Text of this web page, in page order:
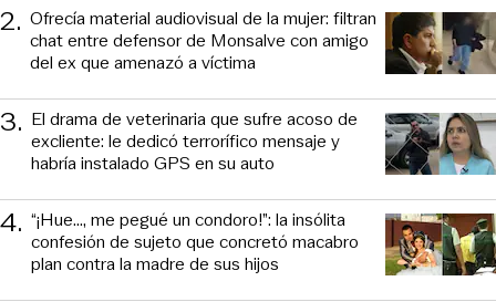
2. Ofrecía material audiovisual de la mujer: filtran
chat entre defensor de Monsalve con amigo
del ex que amenazó a víctima
3. El drama de veterinaria que sufre acoso de
excliente: le dedicó terrorífico mensaje y
habría instalado GPS en su auto
4. “¡Hue..., me pegué un condoro!”: la insólita
confesión de sujeto que concretó macabro
plan contra la madre de sus hijos